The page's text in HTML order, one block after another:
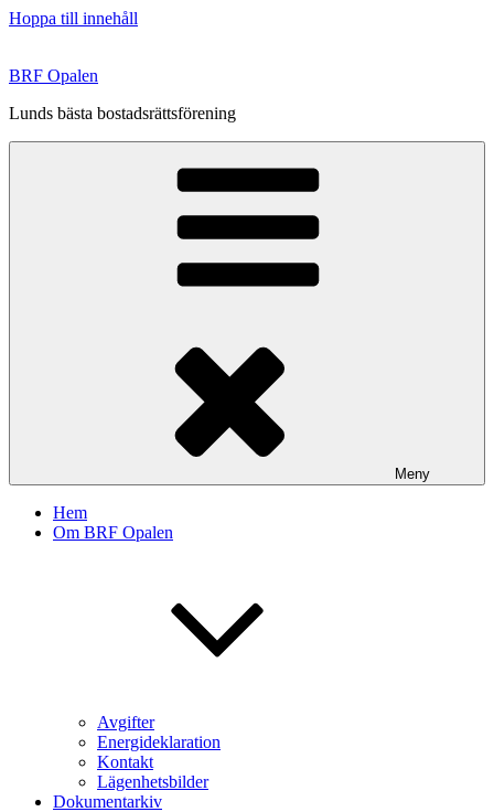
Hoppa till innehåll
BRF Opalen
Lunds bästa bostadsrättsförening
Meny
Hem
Om BRF Opalen
Avgifter
Energideklaration
Kontakt
Lägenhetsbilder
Dokumentarkiv